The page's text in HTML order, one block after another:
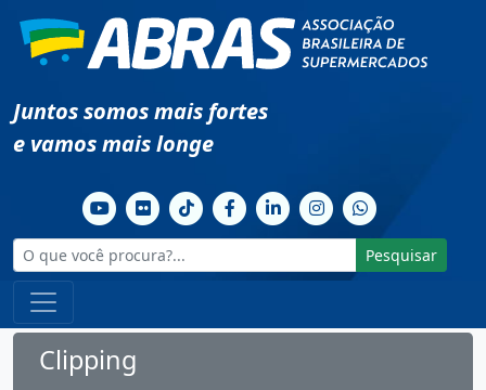
Juntos somos mais fortes
e vamos mais longe
Pesquisar
Clipping